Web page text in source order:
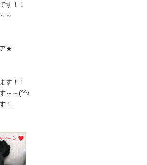
す！！
～
★
す！！
～～(^^♪
！